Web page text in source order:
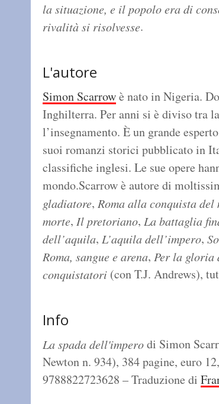
la situazione, e il popolo era di
rivalità si risolvesse.
L'autore
Simon Scarrowè nato in Nigeria.
Inghilterra. Per anni si è diviso tra
l’insegnamento. È un grande
suoi romanzi storici pubblicato in
classifiche inglesi. Le sue opere
mondo.Scarrow è autore di
gladiatore, Roma alla conquista del
morte, Il pretoriano, La battaglia
dell’aquila, L’aquila dell’impero,
Roma, sangue e arena, Per la gloria
conquistatori (con T.J. Andrews),
Info
La spada dell'imperodi Simon
Newton n. 934), 384 pagine, euro
9788822723628 – Traduzione di